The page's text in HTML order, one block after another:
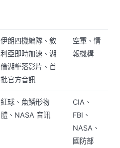
伊朗四機編隊、敘
利亞即時加速、湖
倫湖擊落影片、首
批官方音訊
空軍、情
報機構
紅球、魚鱗形物
體、NASA 音訊
CIA、
FBI、
NASA、
國防部